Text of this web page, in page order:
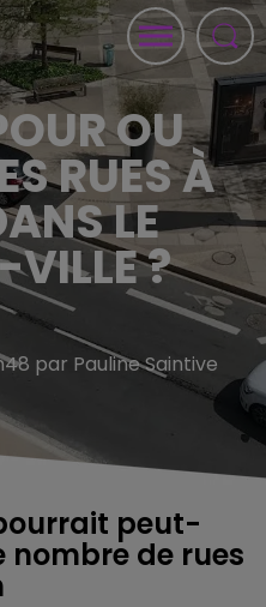
OU
RUES À
LE
VILLE ?
par Pauline Saintive
peut-
de rues